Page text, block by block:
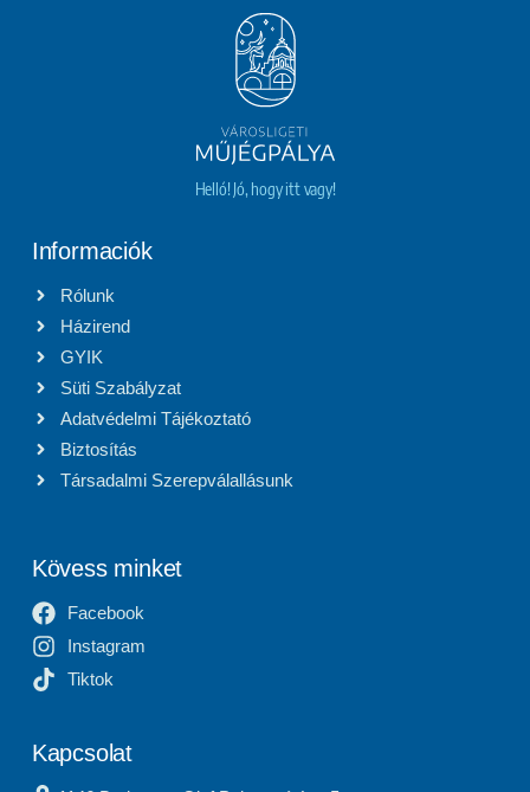
Helló! Jó, hogy itt vagy!
Informaciók
Rólunk
Házirend
GYIK
Süti Szabályzat
Adatvédelmi Tájékoztató
Biztosítás
Társadalmi Szerepválallásunk
Kövess minket
Facebook
Instagram
Tiktok
Kapcsolat